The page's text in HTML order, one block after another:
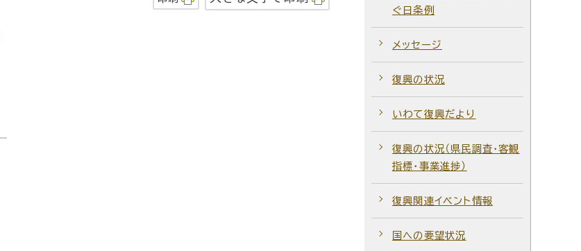
ぐ日条例
メッセージ
復興の状況
いわて復興だより
復興の状況（県民調査・客観
指標・事業進捗）
復興関連イベント情報
国への要望状況